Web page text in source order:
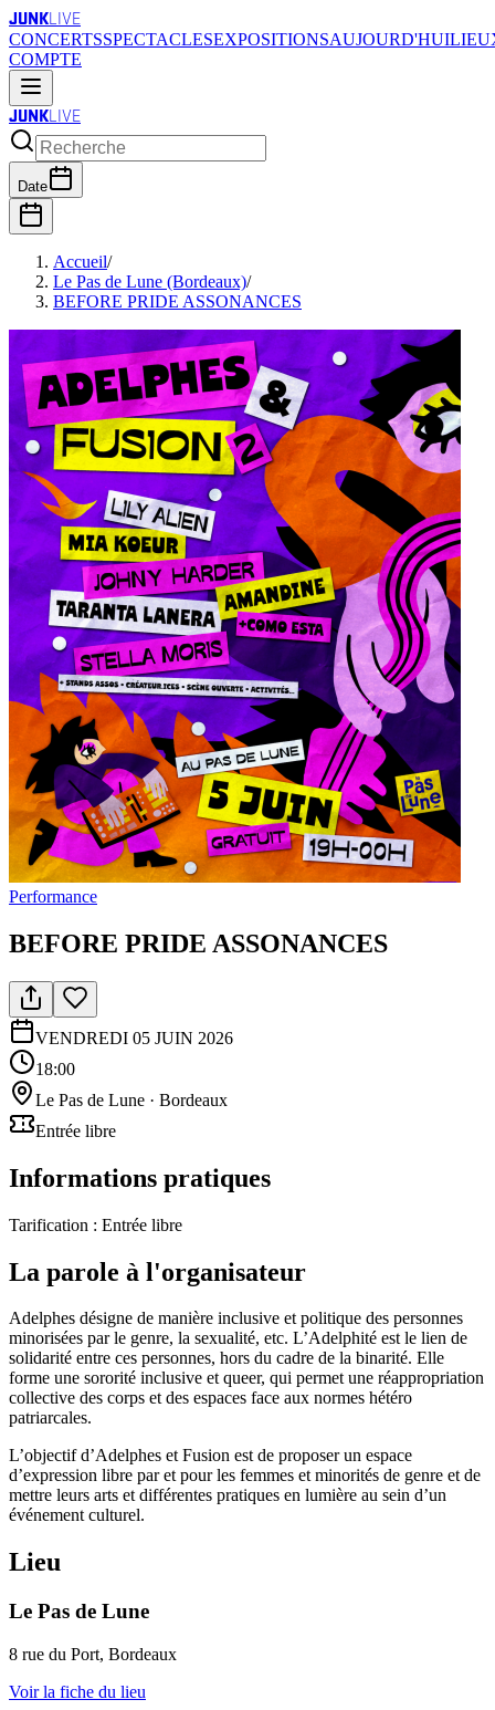
JUNKLIVE
CONCERTSSPECTACLESEXPOSITIONSAUJOURD'HUI
COMPTE
JUNKLIVE
Date
Accueil/
Le Pas de Lune (Bordeaux)/
BEFORE PRIDE ASSONANCES
Performance
BEFORE PRIDE ASSONANCES
VENDREDI 05 JUIN 2026
18:00
Le Pas de Lune · Bordeaux
Entrée libre
Informations pratiques
Tarification : Entrée libre
La parole à l'organisateur
Adelphes désigne de manière inclusive et politique des personnes
minorisées par le genre, la sexualité, etc. L’Adelphité est le lien de
solidarité entre ces personnes, hors du cadre de la binarité. Elle
forme une sororité inclusive et queer, qui permet une réappropriation
collective des corps et des espaces face aux normes hétéro
patriarcales.
L’objectif d’Adelphes et Fusion est de proposer un espace
d’expression libre par et pour les femmes et minorités de genre et de
mettre leurs arts et différentes pratiques en lumière au sein d’un
événement culturel.
Lieu
Le Pas de Lune
8 rue du Port, Bordeaux
Voir la fiche du lieu